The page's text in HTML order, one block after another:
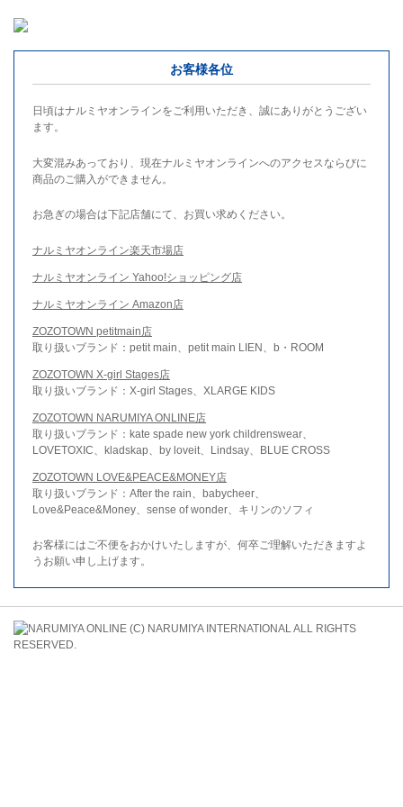
お客様各位
日頃はナルミヤオンラインをご利用いただき、誠にありがとうござい
ます。
大変混みあっており、現在ナルミヤオンラインへのアクセスならびに
商品のご購入ができません。
お急ぎの場合は下記店舗にて、お買い求めください。
ナルミヤオンライン楽天市場店
ナルミヤオンライン Yahoo!ショッピング店
ナルミヤオンライン Amazon店
ZOZOTOWN petitmain店
取り扱いブランド：petit main、petit main LIEN、b・ROOM
ZOZOTOWN X-girl Stages店
取り扱いブランド：X-girl Stages、XLARGE KIDS
ZOZOTOWN NARUMIYA ONLINE店
取り扱いブランド：kate spade new york childrenswear、
LOVETOXIC、kladskap、by loveit、Lindsay、BLUE CROSS
ZOZOTOWN LOVE&PEACE&MONEY店
取り扱いブランド：After the rain、babycheer、
Love&Peace&Money、sense of wonder、キリンのソフィ
お客様にはご不便をおかけいたしますが、何卒ご理解いただきますよ
うお願い申し上げます。